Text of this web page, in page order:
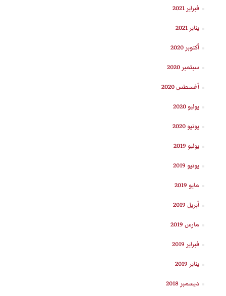
فبراير 2021
يناير 2021
أكتوبر 2020
سبتمبر 2020
أغسطس 2020
يوليو 2020
يونيو 2020
يوليو 2019
يونيو 2019
مايو 2019
أبريل 2019
مارس 2019
فبراير 2019
يناير 2019
ديسمبر 2018